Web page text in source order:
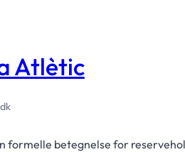
Atlètic
formelle betegnelse for